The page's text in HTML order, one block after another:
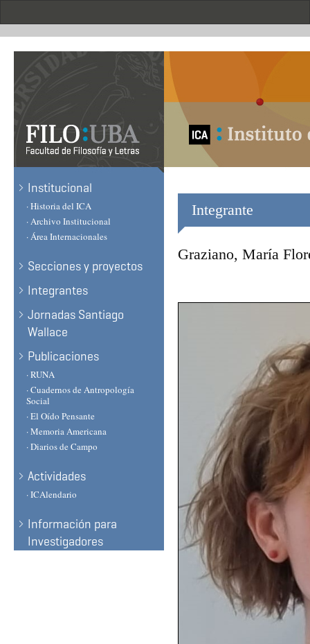
Institucional
· Historia del ICA
· Archivo Institucional
· Área Internacionales
Secciones y proyectos
Integrantes
Jornadas Santiago
Wallace
Publicaciones
· RUNA
· Cuadernos de Antropología
Social
· El Oído Pensante
· Memoria Americana
· Diarios de Campo
Actividades
· ICAlendario
Información para
Investigadores
Integrante
Graziano, María